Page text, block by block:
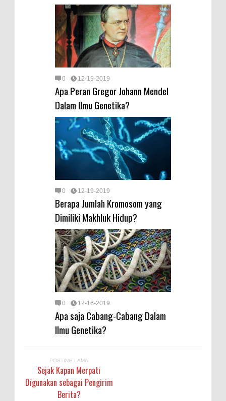
0 12-19-2019
Apa Peran Gregor Johann Mendel
Dalam Ilmu Genetika?
0 12-19-2019
Berapa Jumlah Kromosom yang
Dimiliki Makhluk Hidup?
0 12-16-2019
Apa saja Cabang-Cabang Dalam
Ilmu Genetika?
POSTING LAMA
Sejak Kapan Merpati
Digunakan sebagai Pengirim
Berita?